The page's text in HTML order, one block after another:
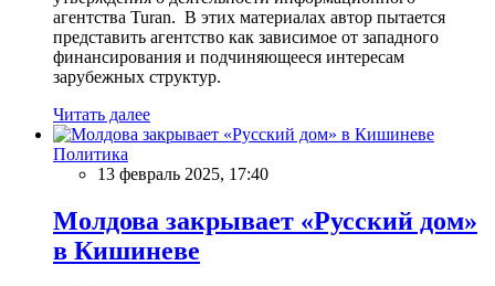
агентства Turan. В этих материалах автор пытается
представить агентство как зависимое от западного
финансирования и подчиняющееся интересам
зарубежных структур.
Читать далее
Политика
13 февраль 2025, 17:40
Молдова закрывает «Русский дом»
в Кишиневе